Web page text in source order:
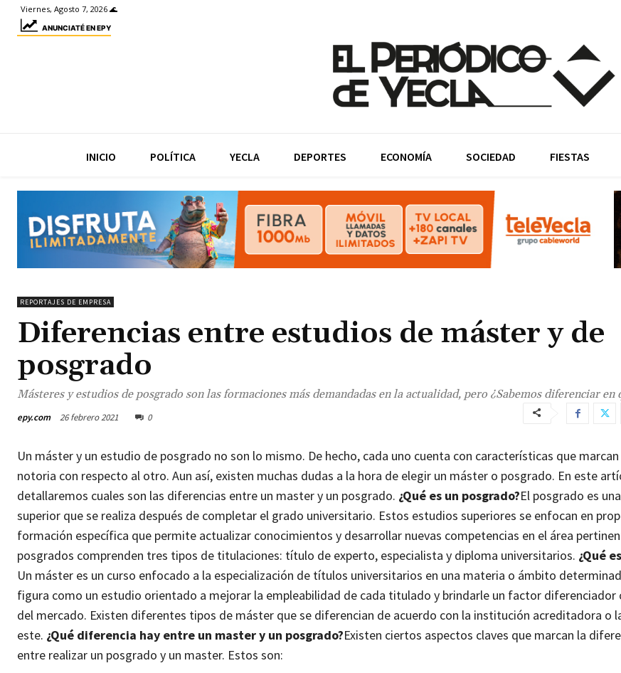
Viernes, Agosto 7, 2026 🌊
ANUNCIATÉ EN EPY
INICIO POLÍTICA YECLA DEPORTES ECONOMÍA SOCIEDAD FIESTAS
REPORTAJES DE EMPRESA
Diferencias entre estudios de máster y de
posgrado
Másteres y estudios de posgrado son las formaciones más demandadas en la actualidad, pero ¿Sabemos diferenciar en
epy.com 26 febrero 2021 0
Un máster y un estudio de posgrado no son lo mismo. De hecho, cada uno cuenta con características que
notoria con respecto al otro. Aun así, existen muchas dudas a la hora de elegir un máster o posgrado. En este
detallaremos cuales son las diferencias entre un master y un posgrado. ¿Qué es un posgrado?El posgrado es
superior que se realiza después de completar el grado universitario. Estos estudios superiores se enfocan en
formación específica que permite actualizar conocimientos y desarrollar nuevas competencias en el área
posgrados comprenden tres tipos de titulaciones: título de experto, especialista y diploma universitarios. ¿Qué
Un máster es un curso enfocado a la especialización de títulos universitarios en una materia o ámbito
figura como un estudio orientado a mejorar la empleabilidad de cada titulado y brindarle un factor diferenciador
del mercado. Existen diferentes tipos de máster que se diferencian de acuerdo con la institución acreditadora o
este. ¿Qué diferencia hay entre un master y un posgrado?Existen ciertos aspectos claves que marcan la
entre realizar un posgrado y un master. Estos son: